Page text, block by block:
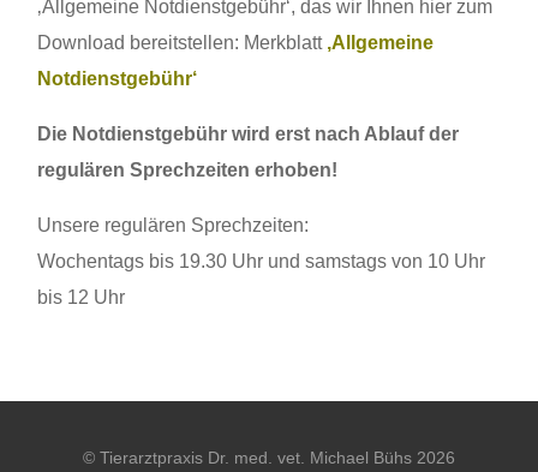
‚Allgemeine Notdienstgebühr‘, das wir Ihnen hier zum
Download bereitstellen: Merkblatt ‚Allgemeine
Notdienstgebühr‘
Die Notdienstgebühr wird erst nach Ablauf der
regulären Sprechzeiten erhoben!
Unsere regulären Sprechzeiten:
Wochentags bis 19.30 Uhr und samstags von 10 Uhr
bis 12 Uhr
© Tierarztpraxis Dr. med. vet. Michael Bühs 2026